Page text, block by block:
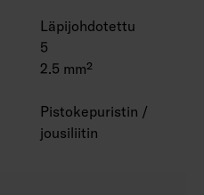
Läpijohdotettu
5
2.5 mm²
Pistokepuristin /
jousiliitin